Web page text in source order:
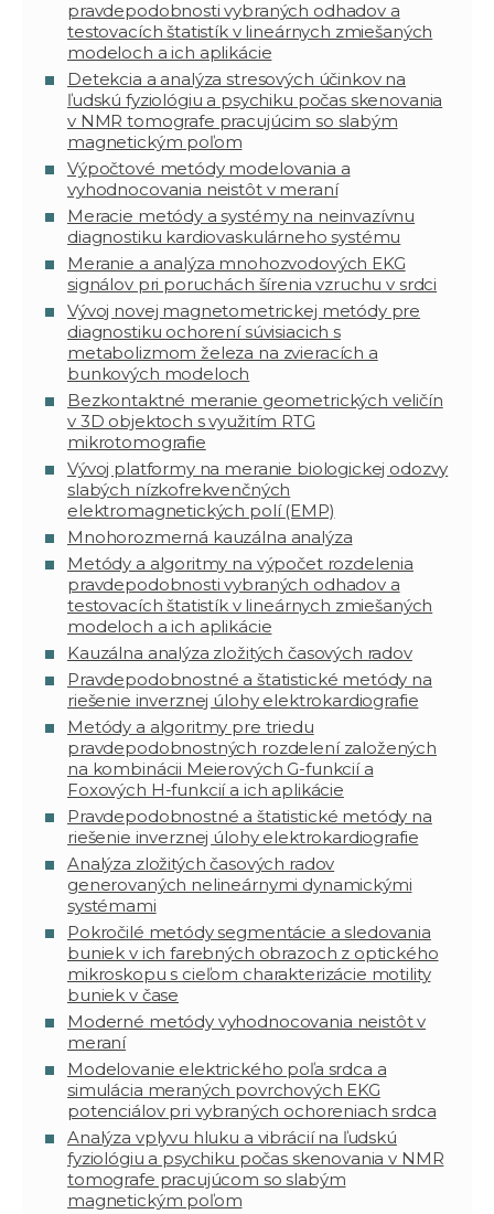
pravdepodobnosti vybraných odhadov a
testovacích štatistík v lineárnych zmiešaných
modeloch a ich aplikácie
Detekcia a analýza stresových účinkov na
ľudskú fyziológiu a psychiku počas skenovania
v NMR tomografe pracujúcim so slabým
magnetickým poľom
Výpočtové metódy modelovania a
vyhodnocovania neistôt v meraní
Meracie metódy a systémy na neinvazívnu
diagnostiku kardiovaskulárneho systému
Meranie a analýza mnohozvodových EKG
signálov pri poruchách šírenia vzruchu v srdci
Vývoj novej magnetometrickej metódy pre
diagnostiku ochorení súvisiacich s
metabolizmom železa na zvieracích a
bunkových modeloch
Bezkontaktné meranie geometrických veličín
v 3D objektoch s využitím RTG
mikrotomografie
Vývoj platformy na meranie biologickej odozvy
slabých nízkofrekvenčných
elektromagnetických polí (EMP)
Mnohorozmerná kauzálna analýza
Metódy a algoritmy na výpočet rozdelenia
pravdepodobnosti vybraných odhadov a
testovacích štatistík v lineárnych zmiešaných
modeloch a ich aplikácie
Kauzálna analýza zložitých časových radov
Pravdepodobnostné a štatistické metódy na
riešenie inverznej úlohy elektrokardiografie
Metódy a algoritmy pre triedu
pravdepodobnostných rozdelení založených
na kombinácii Meierových G-funkcií a
Foxových H-funkcií a ich aplikácie
Pravdepodobnostné a štatistické metódy na
riešenie inverznej úlohy elektrokardiografie
Analýza zložitých časových radov
generovaných nelineárnymi dynamickými
systémami
Pokročilé metódy segmentácie a sledovania
buniek v ich farebných obrazoch z optického
mikroskopu s cieľom charakterizácie motility
buniek v čase
Moderné metódy vyhodnocovania neistôt v
meraní
Modelovanie elektrického poľa srdca a
simulácia meraných povrchových EKG
potenciálov pri vybraných ochoreniach srdca
Analýza vplyvu hluku a vibrácií na ľudskú
fyziológiu a psychiku počas skenovania v NMR
tomografe pracujúcom so slabým
magnetickým poľom